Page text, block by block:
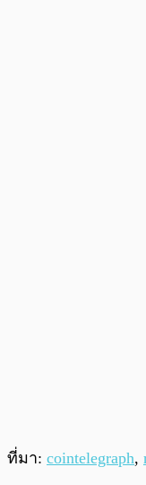
ที่มา: cointelegraph,